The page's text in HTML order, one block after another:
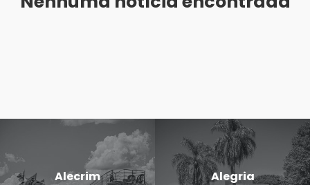
Alecrim Alegria